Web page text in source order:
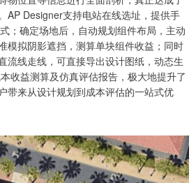
AP Designer支持电站在线选址，提供手
；确定场地后，自动规划组件布局，主动
模拟阴影遮挡，测算单块组件收益；同时
流线走线，可直接导出设计图纸，动态生
收益测算及仿真评估报告，极大地提升了
带来从设计规划到成本评估的一站式优